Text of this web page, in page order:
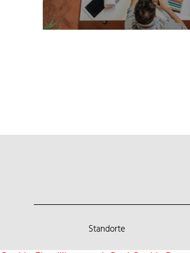
Standorte